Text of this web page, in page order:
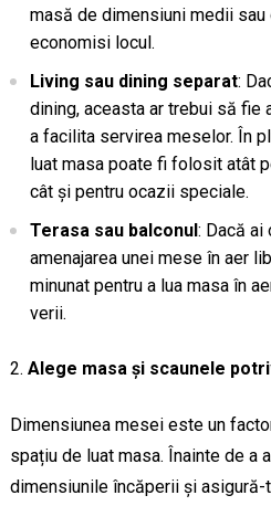
masă de dimensiuni medii
economisi locul.
Living sau dining separat:
dining, aceasta ar trebui să fie
a facilita servirea meselor. În
luat masa poate fi folosit atât
cât și pentru ocazii speciale.
Terasa sau balconul : Dacă ai
amenajarea unei mese în aer
minunat pentru a lua masa în
verii.
Alege masa și scaunele
Dimensiunea mesei este un
spațiu de luat masa. Înainte de a
dimensiunile încăperii și